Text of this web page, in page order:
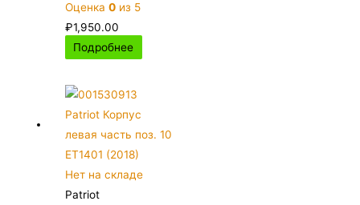
Оценка0 из 5
₽1,950.00
Подробнее
Нет на складе
Patriot